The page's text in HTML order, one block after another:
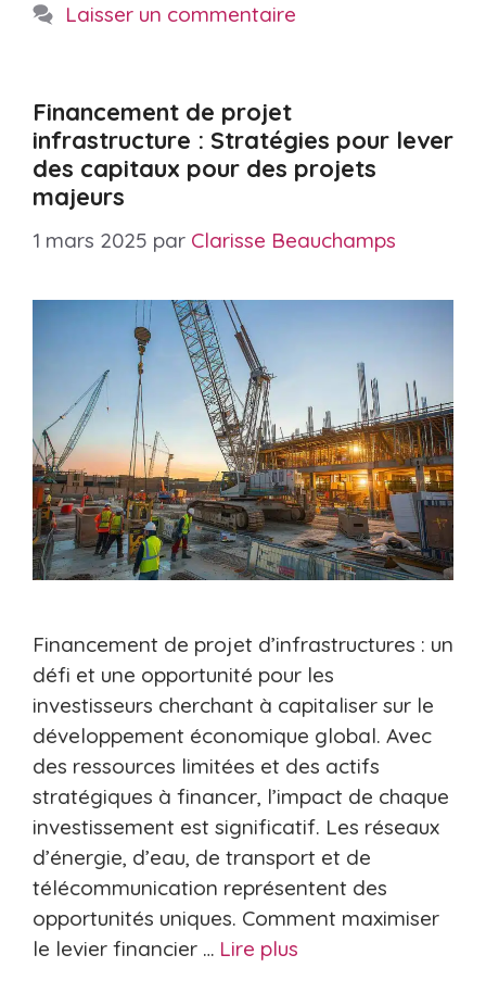
Laisser un commentaire
Financement de projet
infrastructure : Stratégies pour lever
des capitaux pour des projets
majeurs
1 mars 2025 par Clarisse Beauchamps
Financement de projet d’infrastructures : un
défi et une opportunité pour les
investisseurs cherchant à capitaliser sur le
développement économique global. Avec
des ressources limitées et des actifs
stratégiques à financer, l’impact de chaque
investissement est significatif. Les réseaux
d’énergie, d’eau, de transport et de
télécommunication représentent des
opportunités uniques. Comment maximiser
le levier financier … Lire plus